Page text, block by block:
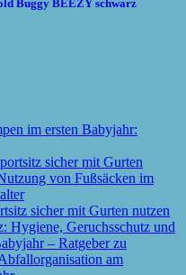
Buggy BEEZY schwarz
im ersten Babyjahr:
sicher mit Gurten nutzen